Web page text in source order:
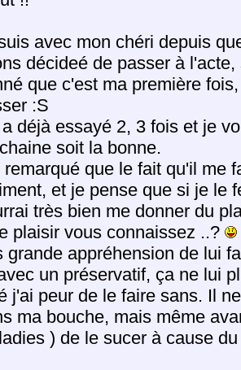
avec mon chéri depuis
décideé de passer à
que c'est ma première
:S
déjà essayé 2, 3 fois et je
soit la bonne.
remarqué que le fait qu'il me
et je pense que si je le
très bien me donner du
plaisir vous connaissez ..?
grande appréhension de lui
un préservatif, ça ne lui
j'ai peur de le faire sans. Il
ma bouche, mais même
) de le sucer à cause